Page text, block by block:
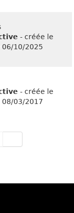
- créée le
06/10/2025
- créée le
08/03/2017